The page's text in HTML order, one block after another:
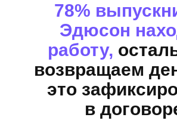
78%
Эдюсон
работу,
возвращаем
это
в